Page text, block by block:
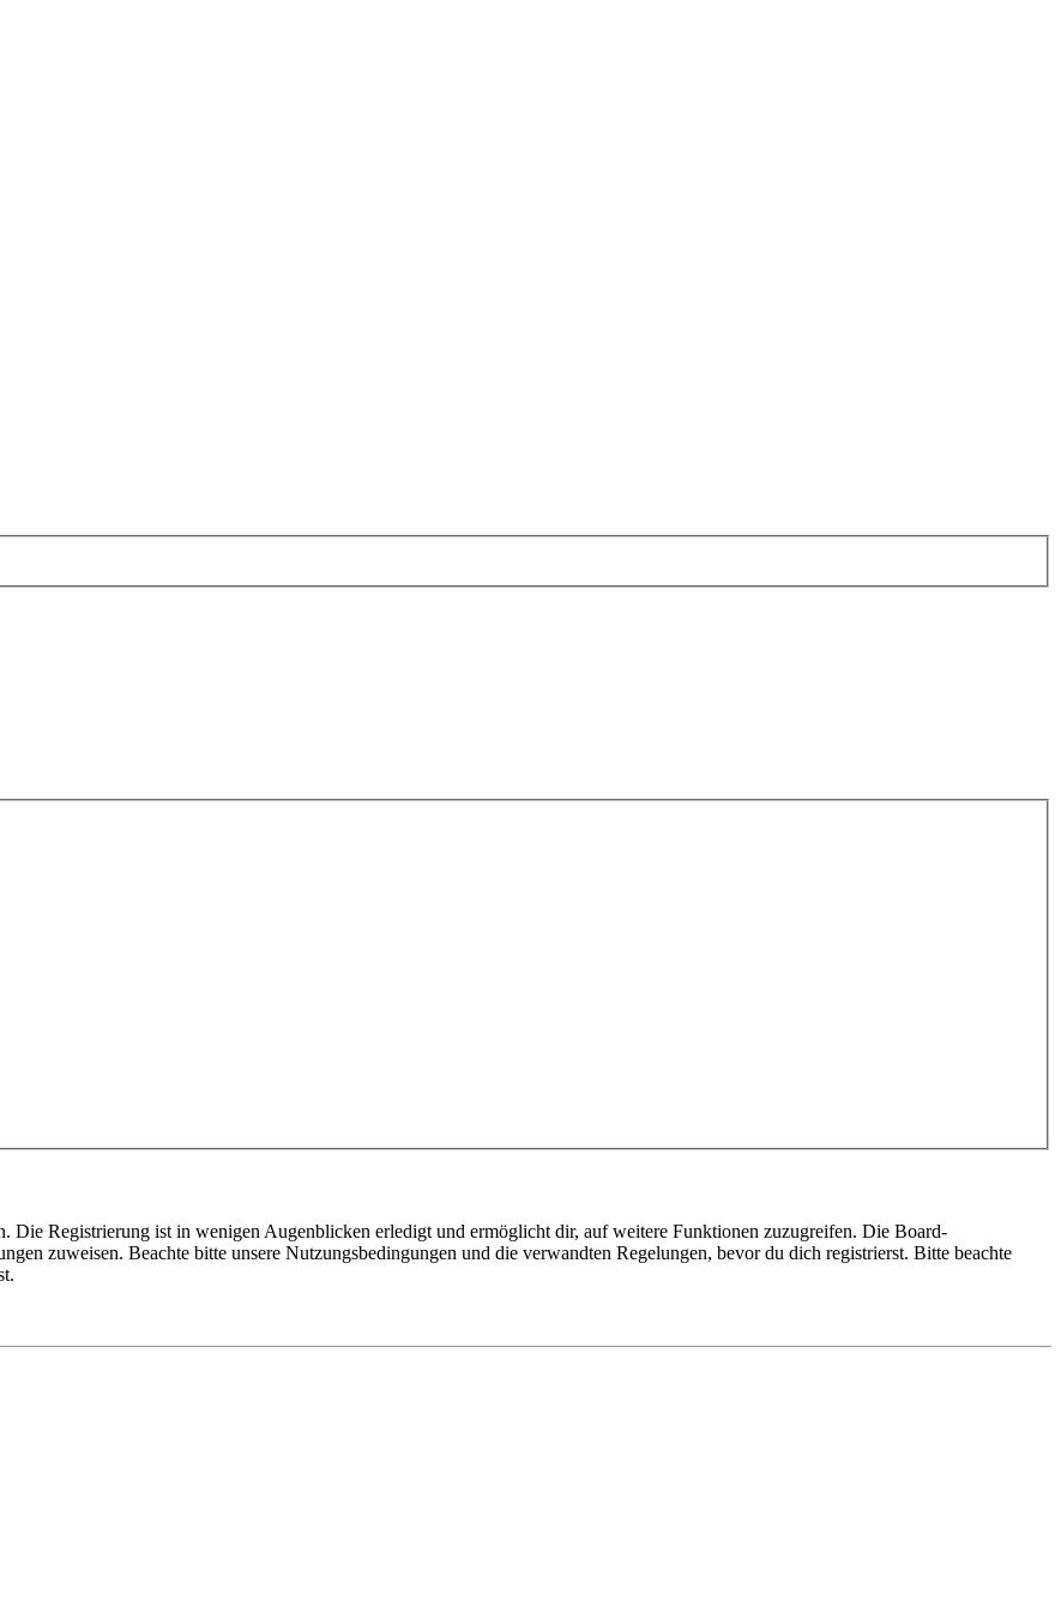
Die Registrierung ist in wenigen Augenblicken erledigt und ermöglicht dir, auf weitere Funktionen zuzugreifen. Die Board-
zuweisen. Beachte bitte unsere Nutzungsbedingungen und die verwandten Regelungen, bevor du dich registrierst. Bitte beachte